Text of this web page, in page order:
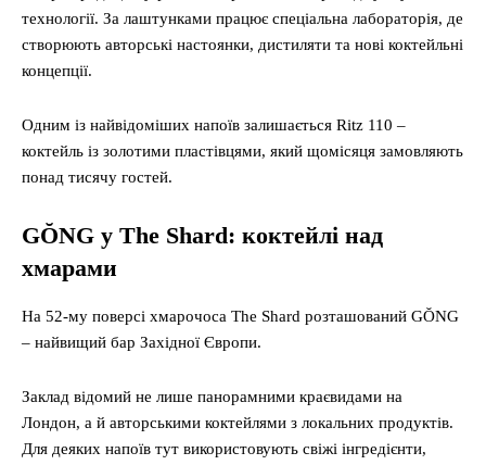
технології. За лаштунками працює спеціальна лабораторія, де
створюють авторські настоянки, дистиляти та нові коктейльні
концепції.
Одним із найвідоміших напоїв залишається Ritz 110 –
коктейль із золотими пластівцями, який щомісяця замовляють
понад тисячу гостей.
GŎNG у The Shard: коктейлі над
хмарами
На 52-му поверсі хмарочоса The Shard розташований GŎNG
– найвищий бар Західної Європи.
Заклад відомий не лише панорамними краєвидами на
Лондон, а й авторськими коктейлями з локальних продуктів.
Для деяких напоїв тут використовують свіжі інгредієнти,